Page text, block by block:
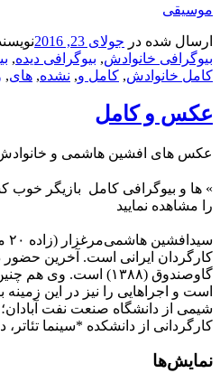
موسیقی
ارسال شده در جولای 23, 2016
بیوگرافی خانوادش, بیوگرافی دیده,
کامل خانوادش, کامل و, نشده, های,
عکس و کامل
عکس های افشین هاشمی و خانوادش
» ها و بیوگرافی کامل بازیگر خوب
را مشاهده نمایید
کارگردان ایرانی است. آخرین حضور
گاوصندوق (۱۳۸۸) است.
است و اجراهایی را نیز در این
کارگردانی از دانشکده *سینما تئاتر،
نمایش‌ها